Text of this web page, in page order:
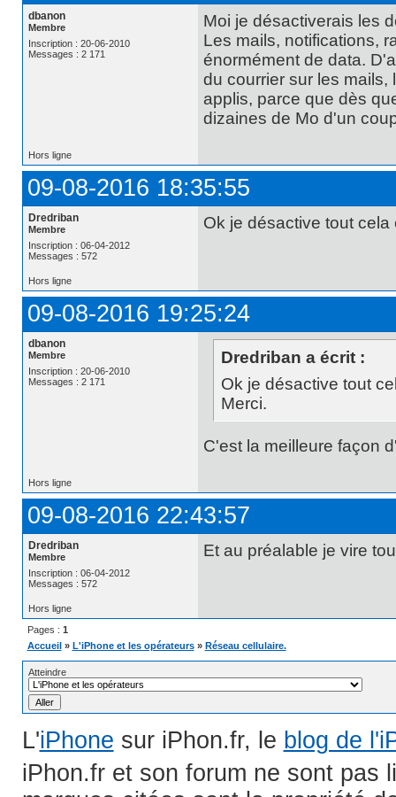
dbanon
Membre
Inscription : 20-06-2010
Messages : 2 171
Moi je désactiverais les
Les mails, notifications,
énormément de data.
du courrier sur les mails,
applis, parce que dès
dizaines de Mo d'un
Hors ligne
09-08-2016 18:35:55
Dredriban
Membre
Inscription : 06-04-2012
Messages : 572
Ok je désactive tout
Hors ligne
09-08-2016 19:25:24
dbanon
Membre
Inscription : 20-06-2010
Messages : 2 171
Dredriban a écrit :
Ok je désactive tout
Merci.
C'est la meilleure façon
Hors ligne
09-08-2016 22:43:57
Dredriban
Membre
Inscription : 06-04-2012
Messages : 572
Et au préalable je vire
Hors ligne
Pages : 1
Accueil » L'iPhone et les opérateurs » Réseau cellulaire.
Atteindre
L'iPhone sur iPhon.fr, le blog de
iPhon.fr et son forum ne sont pas